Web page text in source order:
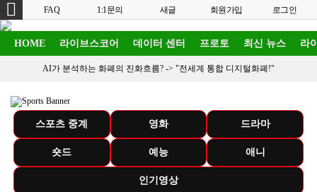
FAQ 1:1문의 새글 회원가입 로그인
HOME 라이브스코어 데이터 센터 프로토 최신 뉴스 라
AI가 분석하는 화폐의 진화흐름? -> "전세계 통합 디지털화폐!"
스포츠 중계 영화 드라마
숏드 예능 애니
인기영상